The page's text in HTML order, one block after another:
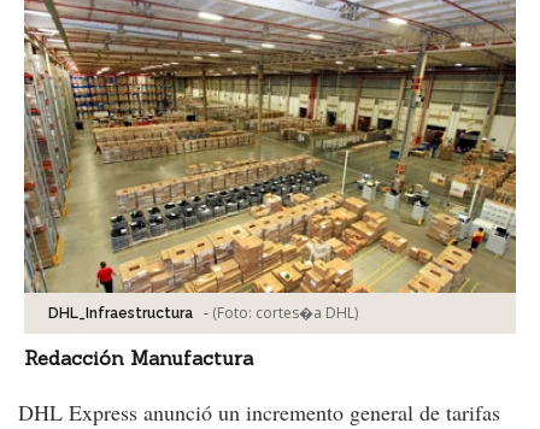
DHL_Infraestructura - (Foto: cortes�a DHL)
Redacción Manufactura
DHL Express anunció un incremento general de tarifas